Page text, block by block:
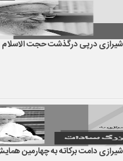
درپی درگذشت حجت الاسلام
دامت برکاته به چهارمین